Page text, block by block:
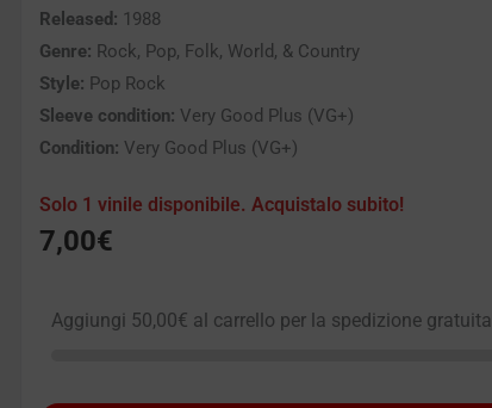
Released: 1988
Genre: Rock, Pop, Folk, World, & Country
Style: Pop Rock
Sleeve condition: Very Good Plus (VG+)
Condition: Very Good Plus (VG+)
Solo 1 vinile disponibile. Acquistalo subito!
7,00€
Aggiungi 50,00€ al carrello per la spedizione gratuita